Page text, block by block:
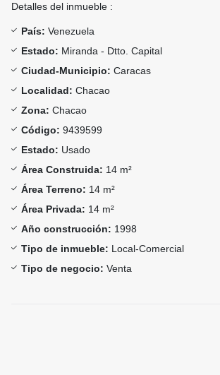
Detalles del inmueble :
País: Venezuela
Estado: Miranda - Dtto. Capital
Ciudad-Municipio: Caracas
Localidad: Chacao
Zona: Chacao
Código: 9439599
Estado: Usado
Área Construida: 14 m²
Área Terreno: 14 m²
Área Privada: 14 m²
Año construcción: 1998
Tipo de inmueble: Local-Comercial
Tipo de negocio: Venta